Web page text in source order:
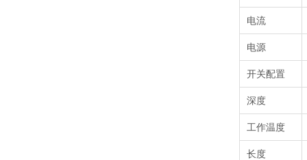
电流
电源
开关配置
深度
工作温度
长度